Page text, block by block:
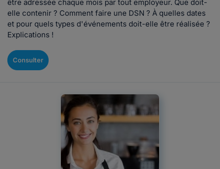
être adressée chaque mois par tout employeur. Que doit-
elle contenir ? Comment faire une DSN ? À quelles dates
et pour quels types d'événements doit-elle être réalisée ?
Explications !
Consulter